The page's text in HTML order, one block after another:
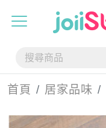
首頁 居家品味